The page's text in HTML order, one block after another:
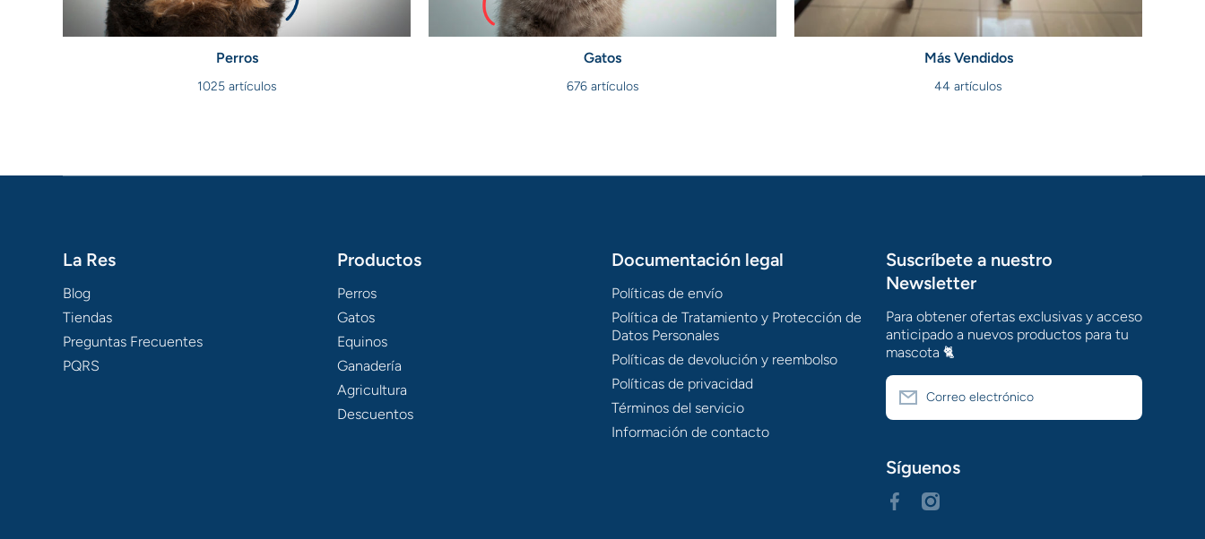
Perros
1025 artículos
Gatos
676 artículos
Más Vendidos
44 artículos
La Res
Blog
Tiendas
Preguntas Frecuentes
PQRS
Productos
Perros
Gatos
Equinos
Ganadería
Agricultura
Descuentos
Documentación legal
Políticas de envío
Política de Tratamiento y Protección de
Datos Personales
Políticas de devolución y reembolso
Políticas de privacidad
Términos del servicio
Información de contacto
Suscríbete a nuestro
Newsletter
Para obtener ofertas exclusivas y acceso
anticipado a nuevos productos para tu
mascota 🐈
Correo electrónico
Síguenos
facebookcom/Larespetshop?_rdc=2&_rdr
instagramcom/laresveterinaria/